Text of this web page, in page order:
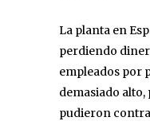
La planta en
perdiendo
empleados por
demasiado alto,
pudieron